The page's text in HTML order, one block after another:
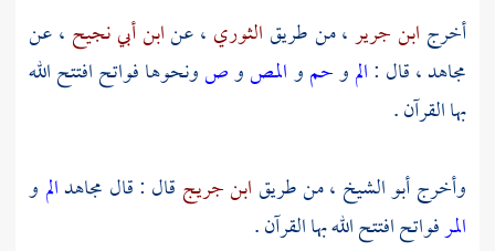
أخرج ابن جرير، من طريقالثوري ، عنابن أبي نجيح ، عن
مجاهد، قال :الموحموالمصوصونحوها فواتح افتتح الله
بها القرآن .
وأخرجأبو الشيخ ، من طريقابن جريج قال : قال مجاهدالم و
المرفواتح افتتح الله بها القرآن .